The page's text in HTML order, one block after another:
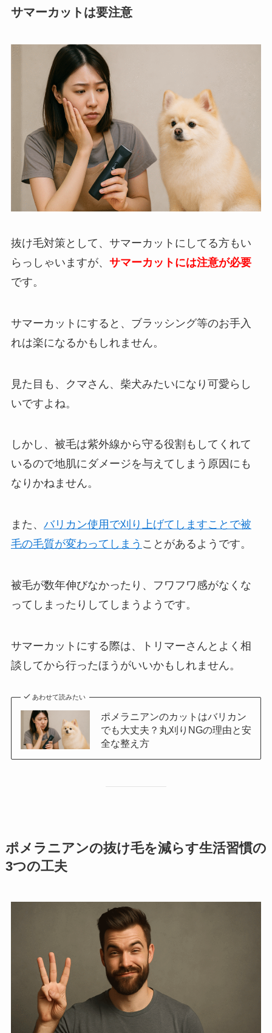
サマーカットは要注意
抜け毛対策として、サマーカットにしてる方もい
らっしゃいますが、 サマーカットには注意が必要
です。
サマーカットにすると、ブラッシング等のお手入
れは楽になるかもしれません。
見た目も、クマさん、柴犬みたいになり可愛らし
いですよね。
しかし、被毛は紫外線から守る役割もしてくれて
いるので地肌にダメージを与えてしまう原因にも
なりかねません。
また、 バリカン使用で刈り上げてしますことで被
毛の毛質が変わってしまう ことがあるようです。
被毛が数年伸びなかったり、フワフワ感がなくな
ってしまったりしてしまうようです。
サマーカットにする際は、トリマーさんとよく相
談してから行ったほうがいいかもしれません。
あわせて読みたい
ポメラニアンのカットはバリカン
でも大丈夫？丸刈りNGの理由と安
全な整え方
ポメラニアンの抜け毛を減らす生活習慣の
3つの工夫